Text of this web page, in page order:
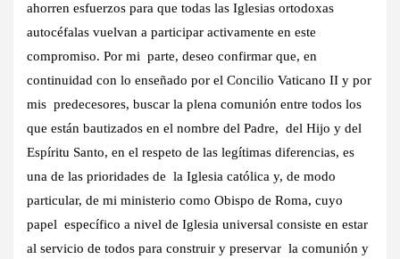
ahorren esfuerzos para que todas las Iglesias ortodoxas
autocéfalas vuelvan a participar activamente en este
compromiso. Por mi parte, deseo confirmar que, en
continuidad con lo enseñado por el Concilio Vaticano II y por
mis predecesores, buscar la plena comunión entre todos los
que están bautizados en el nombre del Padre, del Hijo y del
Espíritu Santo, en el respeto de las legítimas diferencias, es
una de las prioridades de la Iglesia católica y, de modo
particular, de mi ministerio como Obispo de Roma, cuyo
papel específico a nivel de Iglesia universal consiste en estar
al servicio de todos para construir y preservar la comunión y